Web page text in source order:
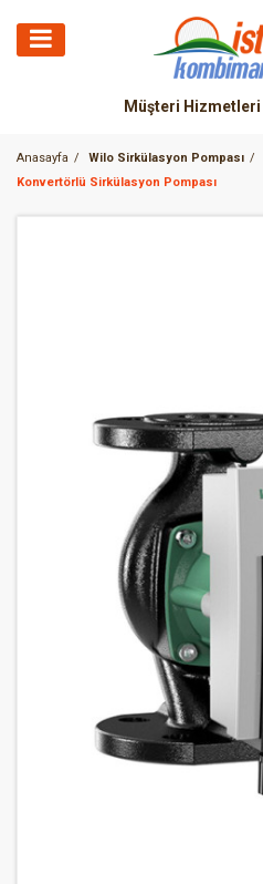
Müşteri Hizmetleri
Anasayfa Wilo Sirkülasyon Pompası
Konvertörlü Sirkülasyon Pompası